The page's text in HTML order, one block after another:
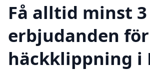
Få alltid minst 3
erbjudanden för
häckklippning i